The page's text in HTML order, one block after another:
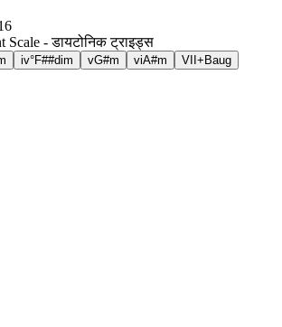
Scale - डायटोनिक ट्राइड्स
iv°F##dim vG#m viA#m VII+ Baug